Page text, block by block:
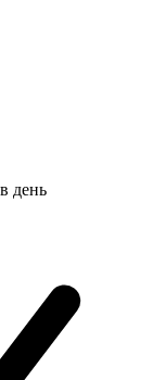
день